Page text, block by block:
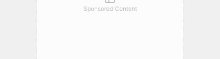
Sponsored Content